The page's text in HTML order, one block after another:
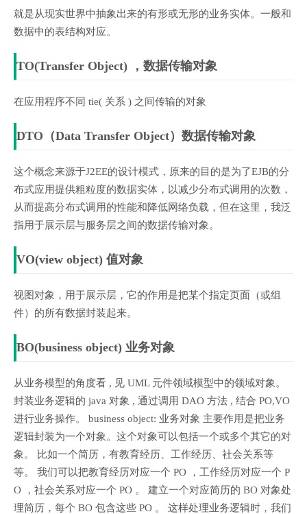
就是从现实世界中抽象出来的有形或无形的业务实体。一般和
数据中的表结构对应。
TO(Transfer Object) ，数据传输对象
在应用程序不同 tie( 关系 ) 之间传输的对象
DTO（Data Transfer Object）数据传输对象
这个概念来源于J2EE的设计模式，原来的目的是为了EJB的分
布式应用提供粗粒度的数据实体，以减少分布式调用的次数，
从而提高分布式调用的性能和降低网络负载，但在这里，我泛
指用于展示层与服务层之间的数据传输对象。
VO(view object) 值对象
视图对象，用于展示层，它的作用是把某个指定页面（或组
件）的所有数据封装起来。
BO(business object) 业务对象
从业务模型的角度看 , 见 UML 元件领域模型中的领域对象。
封装业务逻辑的 java 对象 , 通过调用 DAO 方法 , 结合 PO,VO
进行业务操作。 business object: 业务对象 主要作用是把业务
逻辑封装为一个对象。这个对象可以包括一个或多个其它的对
象。 比如一个简历，有教育经历、工作经历、社会关系等
等。 我们可以把教育经历对应一个 PO ，工作经历对应一个 P
O ，社会关系对应一个 PO 。 建立一个对应简历的 BO 对象处
理简历，每个 BO 包含这些 PO 。 这样处理业务逻辑时，我们